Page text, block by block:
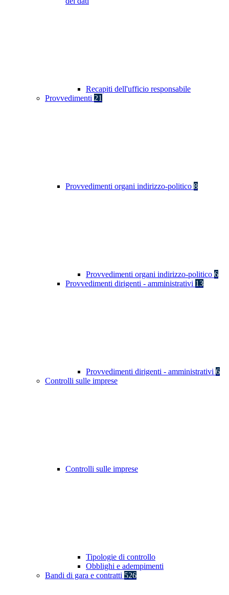
Recapiti dell'ufficio responsabile
Provvedimenti 21
Provvedimenti organi indirizzo-politico 8
Provvedimenti organi indirizzo-politico 6
Provvedimenti dirigenti - amministrativi 13
Provvedimenti dirigenti - amministrativi 6
Controlli sulle imprese
Controlli sulle imprese
Tipologie di controllo
Obblighi e adempimenti
Bandi di gara e contratti 526